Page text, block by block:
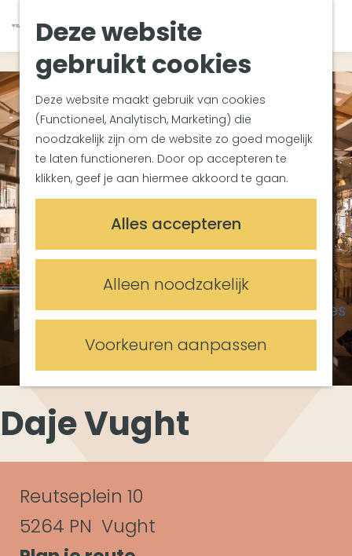
Deze website
gebruikt cookies
Deze website maakt gebruik van cookies
(Functioneel, Analytisch, Marketing) die
noodzakelijk zijn om de website zo goed mogelijk
te laten functioneren. Door op accepteren te
klikken, geef je aan hiermee akkoord te gaan.
Alles accepteren
Alleen noodzakelijk
Voorkeuren aanpassen
a
n
a
a
r
d
e
h
o
m
e
p
a
g
e
K
a
a
r
t
Z
o
e
k
e
n
M
e
u
Zuiderwaterlinie
Met groepen
Met kinderen
In de omgeving
Plan je bezoek
Bereikbaarheid
Overnachten
Plan op de kaart
Meetings & Events
Vergaderlocaties
Evenementenlocaties
Daje Vught
C
o
Reutseplein 10
5264 PN Vught